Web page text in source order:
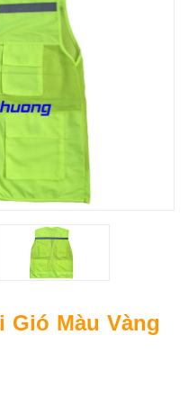
Gió Màu Vàng